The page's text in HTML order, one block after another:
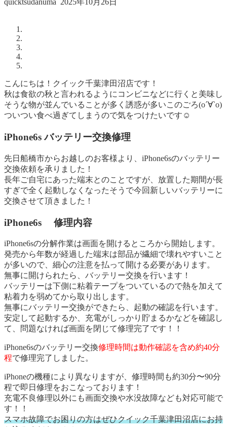
quicktsudanuma 2025年10月26日
こんにちは！クイック千葉津田沼店です！
秋は食欲の秋と言われるようにコンビニなどに行くと美味し
そうな物が並んでいることが多く誘惑が多いこのごろ(о´∀`о)
ついつい食べ過ぎてしまうので気をつけたいです☺️
iPhone6s バッテリー交換修理
先日船橋市からお越しのお客様より、iPhone6sのバッテリー
交換依頼を承りました！
長年ご自宅にあった端末とのことですが、放置した期間が長
すぎで全く起動しなくなったそうで今回新しいバッテリーに
交換させて頂きました！
iPhone6s 修理内容
iPhone6sの分解作業は画面を開けるところから開始します。
発売から年数が経過した端末は部品が繊細で壊れやすいこと
が多いので、細心の注意を払って開ける必要があります。
無事に開けられたら、バッテリー交換を行います！
バッテリーは下側に粘着テープをついているので熱を加えて
粘着力を弱めてから取り出します。
無事にバッテリー交換ができたら、起動の確認を行います。
安定して起動するか、充電がしっかり貯まるかなどを確認し
て、問題なければ画面を閉じて修理完了です！！
iPhone6sのバッテリー交換修理時間は動作確認を含め約40分
程で修理完了しました。
iPhoneの機種により異なりますが、修理時間も約30分〜90分
程で即日修理をおこなっております！
充電不良修理以外にも画面交換や水没故障なども対応可能で
す！！
スマホ故障でお困りの方はぜひクイック千葉津田沼店にお持